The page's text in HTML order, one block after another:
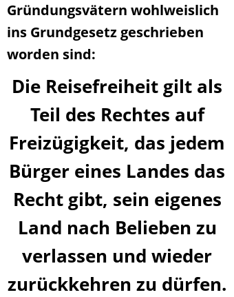
Gründungsvätern wohlweislich
ins Grundgesetz geschrieben
worden sind:
Die Reisefreiheit gilt als
Teil des Rechtes auf
Freizügigkeit, das jedem
Bürger eines Landes das
Recht gibt, sein eigenes
Land nach Belieben zu
verlassen und wieder
zurückkehren zu dürfen.